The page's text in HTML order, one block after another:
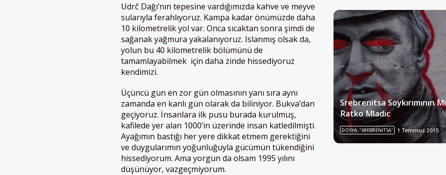
Srebrenitsa Soykırımının
Ratko Mladic
DOSYA: "SREBRENITSA" 1 Temmuz 2015
Udrč Dağı’nın tepesine vardığımızda kahve ve meyve
sularıyla ferahlıyoruz. Kampa kadar önümüzde daha
10 kilometrelik yol var. Onca sıcaktan sonra şimdi de
sağanak yağmura yakalanıyoruz. Islanmış olsak da,
yolun bu 40 kilometrelik bölümünü de
tamamlayabilmek için daha zinde hissediyoruz
kendimizi.
Üçüncü gün en zor gün olmasının yanı sıra aynı
zamanda en kanlı gün olarak da biliniyor. Bukva’dan
geçiyoruz. İnsanlara ilk pusu burada kurulmuş,
kafilede yer alan 1000’in üzerinde insan katledilmişti.
Ayağımın bastığı her yere dikkat etmem gerektiğini
ve duygularımın yoğunluğuyla gücümün tükendiğini
hissediyorum. Ama yorgun da olsam 1995 yılını
düşünüyor, vazgeçmiyorum.